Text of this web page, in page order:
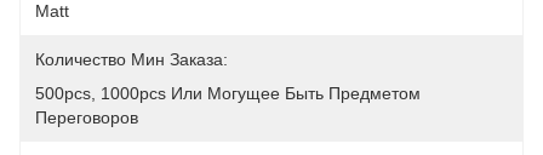
Matt
Количество Мин Заказа:
500pcs, 1000pcs Или Могущее Быть Предметом
Переговоров